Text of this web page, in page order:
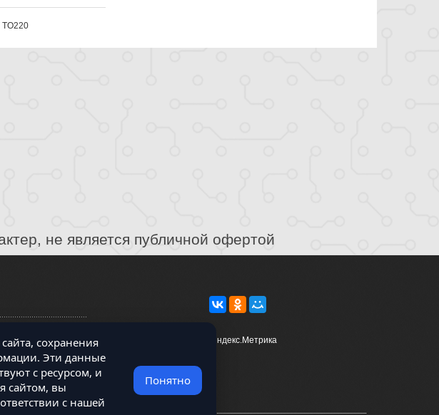
не является публичной офертой
сохранения
Эти данные
с ресурсом, и
сайтом, вы
с нашей
Понятно